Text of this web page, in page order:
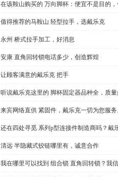
在该鞍山购买的 万向脚杯：便宜不是目的
值得推荐的马鞍山 轻型拉手，选戴乐克
永州 桥式拉手加工，好消息
安康 直角回转锁电话多少，创造辉煌
让顾客满意的戴乐克 把手
听说戴乐克这里的 脚杯固定器品种全，质
来宾网络直供 紧固件，戴乐克一切为您服
还在四处寻觅 系列p型连接件制造商吗？戴
清远 半隐藏式铰链哪里有，诚意合作
我在哪里可以找到 组合锁 直角回转锁？我